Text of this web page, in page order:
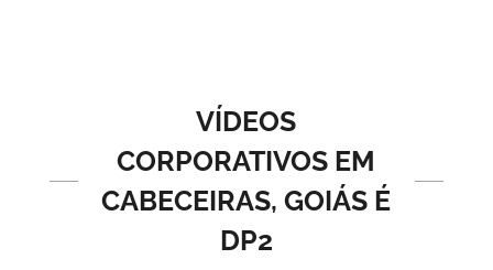
VÍDEOS
CORPORATIVOS EM
CABECEIRAS, GOIÁS É
DP2